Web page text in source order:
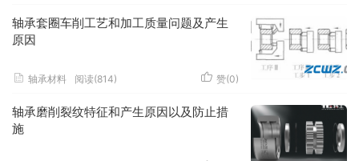
轴承套圈车削工艺和加工质量问题及产生
原因
赞(0)
轴承材料 阅读(814)
轴承磨削裂纹特征和产生原因以及防止措
施